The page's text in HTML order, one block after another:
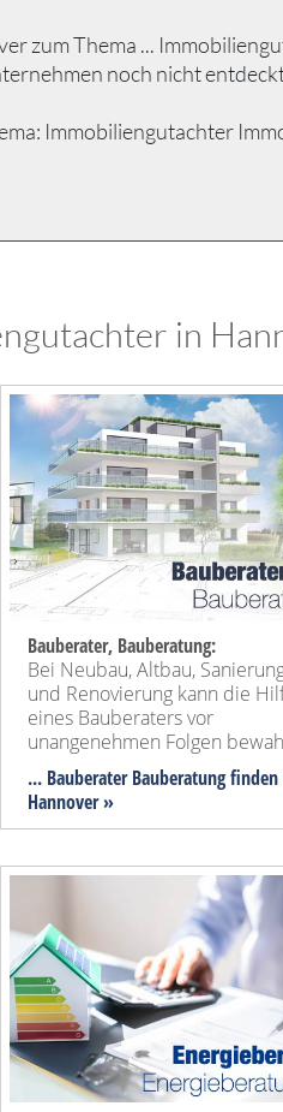
zum Thema ...
noch nicht
Immobiliengutachter
in
Bauberater, Bauberatung:
Bei Neubau, Altbau,
und Renovierung kann die
eines Bauberaters vor
unangenehmen Folgen
... Bauberater Bauberatung
Hannover »